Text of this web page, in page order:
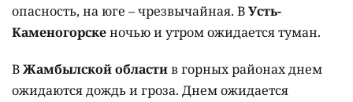
опасность, на юге – чрезвычайная. ВУсть-
Каменогорскеночью и утром ожидается туман.
ВЖамбылской областив горных районах днем
ожидаются дождь и гроза. Днем ожидается